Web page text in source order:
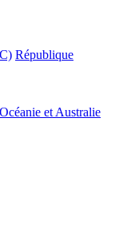
République
et Australie